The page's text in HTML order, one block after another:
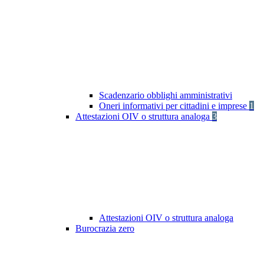
Scadenzario obblighi amministrativi
Oneri informativi per cittadini e imprese 1
Attestazioni OIV o struttura analoga 3
Attestazioni OIV o struttura analoga
Burocrazia zero